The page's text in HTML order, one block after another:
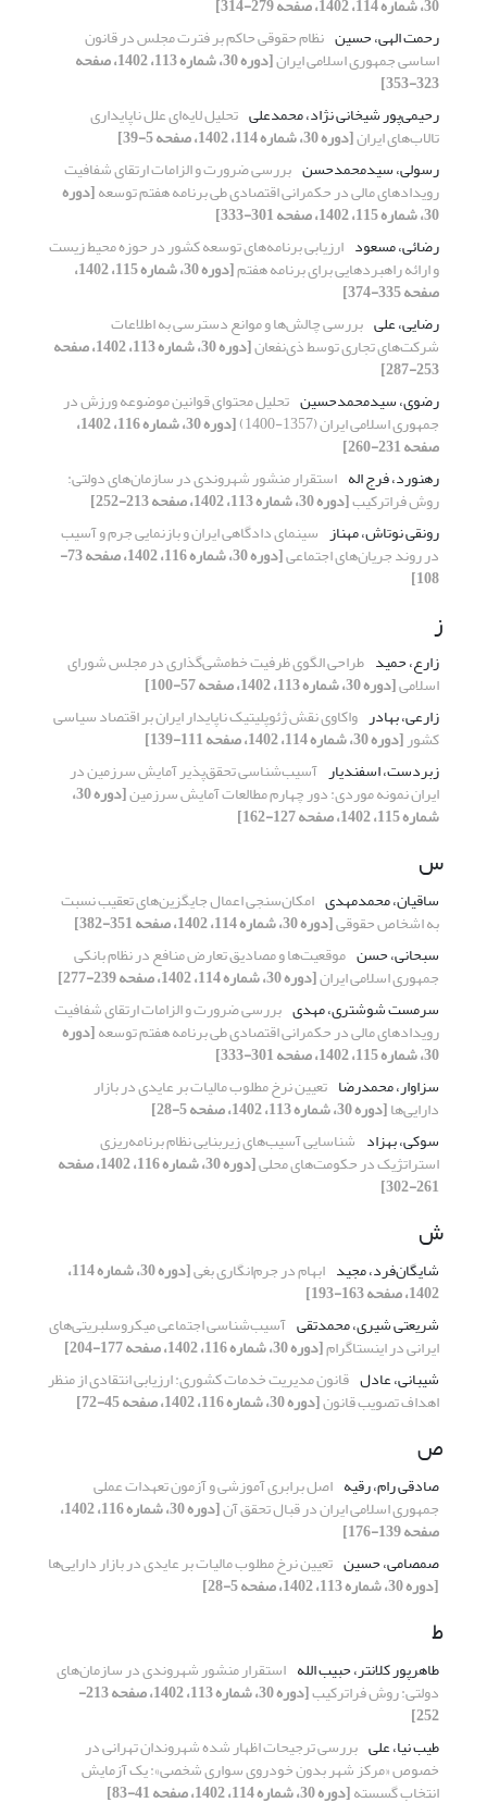
رحمت الهی، حسین نظام حقوقی حاکم بر فترت مجلس در قانون
اساسی جمهوری اسلامی ایران [دوره 30، شماره 113، 1402، صفحه
323-353]
رحیمی‌پور شیخانی نژاد، محمد‌علی تحلیل لایه‌ای علل ناپایداری
تالاب‌های ایران[دوره 30، شماره 114، 1402، صفحه 5-39]
رسولی، سیدمحمدحسن بررسی ضرورت و الزامات ارتقای شفافیت
رویدادهای مالی در حکمرانی اقتصادی طی برنامه هفتم توسعه[دوره
30، شماره 115، 1402، صفحه 301-333]
رضائی، مسعود ارزیابی برنامه‌های توسعه کشور در حوزه محیط زیست
و ارائه راهبردهایی برای برنامه هفتم [دوره 30، شماره 115، 1402،
صفحه 335-374]
رضایی، علی بررسی چالش‌ها و موانع دسترسی به اطلاعات
شرکت‌های تجاری توسط ذی‌نفعان [دوره 30، شماره 113، 1402، صفحه
253-287]
رضوی، سیدمحمدحسین تحلیل محتوای قوانین موضوعه ورزش در
جمهوری اسلامی ایران (1357-1400) [دوره 30، شماره 116، 1402،
صفحه 231-260]
رهنورد، فرج اله استقرار منشور شهروندی در سازمان‌های دولتی:
روش فراترکیب[دوره 30، شماره 113، 1402، صفحه 213-252]
رونقی نوتاش، مهناز سینمای دادگاهی ایران و بازنمایی جرم و آسیب
در روند جریان‌های اجتماعی [دوره 30، شماره 116، 1402، صفحه 73-
108]
ز
زارع، حمید طراحی الگوی ظرفیت خط‌مشی‌گذاری در مجلس شورای
اسلامی[دوره 30، شماره 113، 1402، صفحه 57-100]
زارعی، بهادر واکاوی نقش ژئوپلیتیک ناپایدار ایران بر اقتصاد سیاسی
کشور[دوره 30، شماره 114، 1402، صفحه 111-139]
زبردست، اسفندیار آسیب‌شناسی تحقق‌پذیر آمایش سرزمین در
ایران نمونه موردی: دور چهارم مطالعات آمایش سرزمین [دوره 30،
شماره 115، 1402، صفحه 127-162]
س
ساقیان، محمدمهدی امکان‌سنجی اعمال جایگزین‌های تعقیب نسبت
به اشخاص حقوقی[دوره 30، شماره 114، 1402، صفحه 351-382]
سبحانی، حسن موقعیت‌ها و مصادیق تعارض منافع در نظام بانکی
جمهوری اسلامی ایران[دوره 30، شماره 114، 1402، صفحه 239-277]
سرمست شوشتری، مهدی بررسی ضرورت و الزامات ارتقای شفافیت
رویدادهای مالی در حکمرانی اقتصادی طی برنامه هفتم توسعه[دوره
30، شماره 115، 1402، صفحه 301-333]
سزاوار، محمدرضا تعیین نرخ مطلوب مالیات بر عایدی در بازار
دارایی‌ها[دوره 30، شماره 113، 1402، صفحه 5-28]
سوکی، بهزاد شناسایی آسیب‌های زیربنایی نظام برنامه‌ریزی
استراتژیک در حکومت‌های محلی [دوره 30، شماره 116، 1402، صفحه
261-302]
ش
شایگان‌فرد، مجید ابهام در جرم‌انگاری بغی [دوره 30، شماره 114،
1402، صفحه 163-193]
شریعتی شیری، محمدتقی آسیب‌شناسی اجتماعی میکروسلبریتی‌های
ایرانی در اینستاگرام[دوره 30، شماره 116، 1402، صفحه 177-204]
شیبانی، عادل قانون مدیریت خدمات کشوری: ارزیابی انتقادی از منظر
اهداف تصویب قانون[دوره 30، شماره 116، 1402، صفحه 45-72]
ص
صادقی رام، رقیه اصل برابری آموزشی و آزمون تعهدات عملی
جمهوری اسلامی ایران در قبال تحقق آن [دوره 30، شماره 116، 1402،
صفحه 139-176]
صمصامی، حسین تعیین نرخ مطلوب مالیات بر عایدی در بازار دارایی‌ها
[دوره 30، شماره 113، 1402، صفحه 5-28]
ط
طاهرپور کلانتر، حبیب الله استقرار منشور شهروندی در سازمان‌های
دولتی: روش فراترکیب [دوره 30، شماره 113، 1402، صفحه 213-
252]
طیب نیا، علی بررسی ترجیحات اظهار شده شهروندان تهرانی در
خصوص «مرکز شهر بدون خودروی سواری شخصی»‌: یک آزمایش
انتخاب گسسته[دوره 30، شماره 114، 1402، صفحه 41-83]